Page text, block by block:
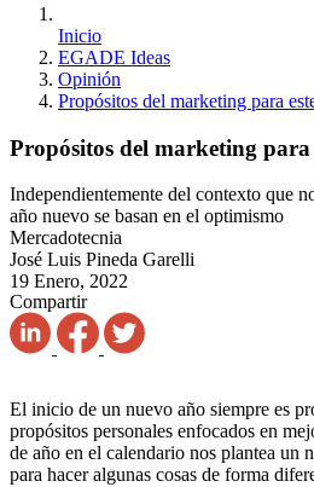
Inicio
EGADE Ideas
Opinión
Propósitos del marketing para
Propósitos del marketing para
Independientemente del contexto que
año nuevo se basan en el optimismo
Mercadotecnia
José Luis Pineda Garelli
19 Enero, 2022
Compartir
El inicio de un nuevo año siempre es
propósitos personales enfocados en
de año en el calendario nos plantea un
para hacer algunas cosas de forma